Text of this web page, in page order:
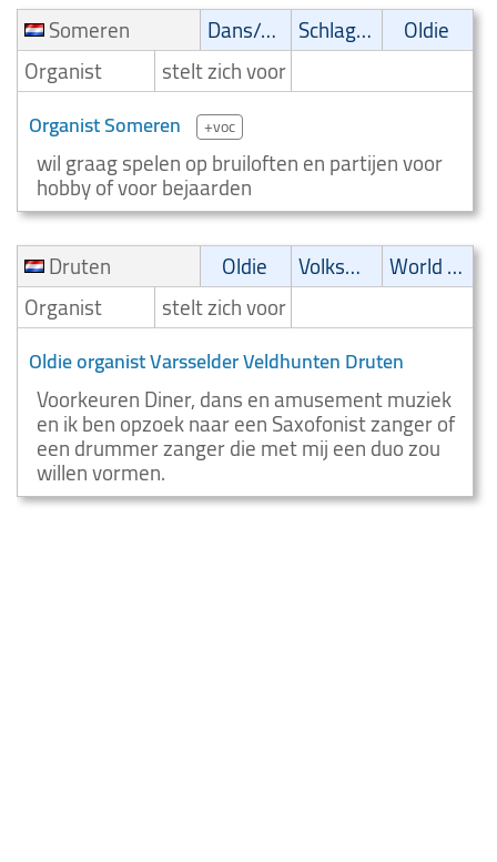
Someren
Dans/Amusementsmuziek Schlager
Oldie
Organist
stelt zich voor
Organist Someren +voc
wil graag spelen op bruiloften en partijen voor
hobby of voor bejaarden
Druten
Oldie Volksmuziek
World music
Organist
stelt zich voor
Oldie organist Varsselder Veldhunten Druten
Voorkeuren Diner, dans en amusement muziek
en ik ben opzoek naar een Saxofonist zanger of
een drummer zanger die met mij een duo zou
willen vormen.